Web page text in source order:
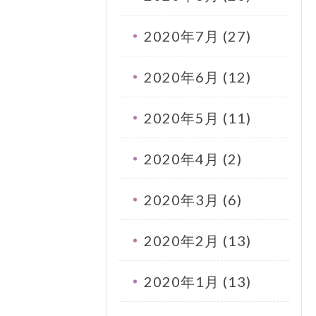
2020年7月 (27)
2020年6月 (12)
2020年5月 (11)
2020年4月 (2)
2020年3月 (6)
2020年2月 (13)
2020年1月 (13)